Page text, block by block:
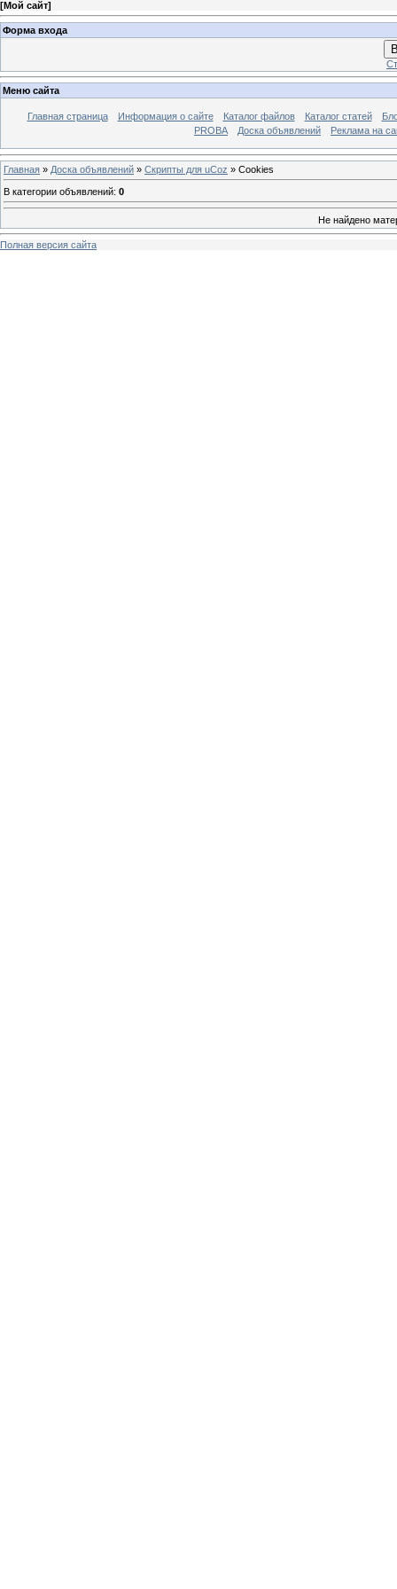
[Мой сайт]
Форма входа
Меню сайта
Главная страница Информация о сайте Каталог файлов Каталог статей
PROBA
Доска объявлений Реклама на
Главная » Доска объявлений » Скрипты для uCoz » Cookies
В категории объявлений: 0
Не найдено
Полная версия сайта